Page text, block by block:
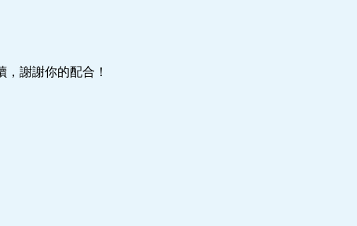
謝謝你的配合！